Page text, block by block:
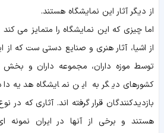
از دیگر آثار این نمایشگاه هستند.
اما چیزی که این نمایشگاه را متمایز می
از اشیا، آثار هنری و صنایع دستی ست که از
توسط موزه داران، مجموعه داران و
کشورهای دیگر به این نمایشگاه هدیه
بازدیدکنندگان قرار گرفته اند. آثاری که
هستند و برخی از آنها در ایران نمونه